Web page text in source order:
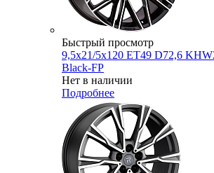
Быстрый просмотр
9,5x21/5x120 ET49 D72,6
Black-FP
Нет в наличии
Подробнее